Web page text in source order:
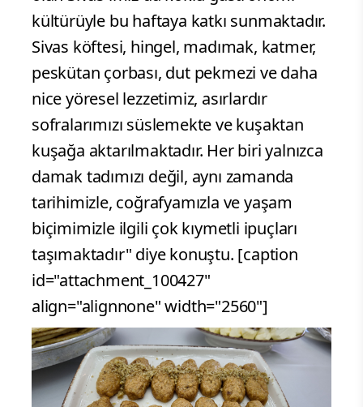
kültürüyle bu haftaya katkı sunmaktadır.
Sivas köftesi, hingel, madımak, katmer,
peskütan çorbası, dut pekmezi ve daha
nice yöresel lezzetimiz, asırlardır
sofralarımızı süslemekte ve kuşaktan
kuşağa aktarılmaktadır. Her biri yalnızca
damak tadımızı değil, aynı zamanda
tarihimizle, coğrafyamızla ve yaşam
biçimimizle ilgili çok kıymetli ipuçları
taşımaktadır" diye konuştu. [caption
id="attachment_100427"
align="alignnone" width="2560"]